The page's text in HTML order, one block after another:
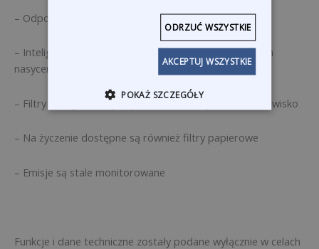
– Odpowiedni do wszystkich rodzajów farb
– Inteligentny system sterowania sygnalizujący poziom
nasycenia filtra
– Filtry z węglem aktywnym o niskim wpływie na środowisko
– Na życzenie dostępne są również filtry papierowe
– Emisje są stale monitorowane
Funkcje i dane techniczne zostały podane wyłącznie w celach
AKCEPTUJ WSZYSTKIE
ODRZUĆ WSZYSTKIE
POKAŻ SZCZEGÓŁY